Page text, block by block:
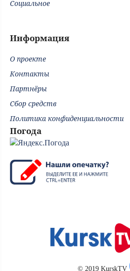
Социальное
Информация
О проекте
Контакты
Партнёры
Сбор средств
Политика конфиденциальности
Погода
© 2019 KurskTV